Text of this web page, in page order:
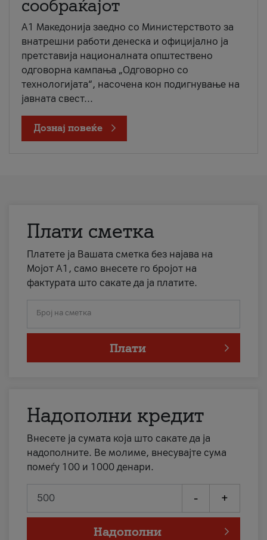
сообраќајот
A1 Македонија заедно со Министерството за
внатрешни работи денеска и официјално ја
претставија националната општествено
одговорна кампања „Одговорно со
технологијата“, насочена кон подигнување на
јавната свест...
Дознај повеќе
Плати сметка
Платете ја Вашата сметка без најава на
Мојот А1, само внесете го бројот на
фактурата што сакате да ја платите.
Број на сметка
Плати
Надополни кредит
Внесете ја сумата која што сакате да ја
надополните. Ве молиме, внесувајте сума
помеѓу 100 и 1000 денари.
- +
Надополни